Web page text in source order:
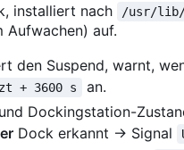
installiert nach /usr/lib/
Aufwachen) auf.
den Suspend, warnt,
+ 3600 s an.
Dockingstation-
Dock erkannt → Signal